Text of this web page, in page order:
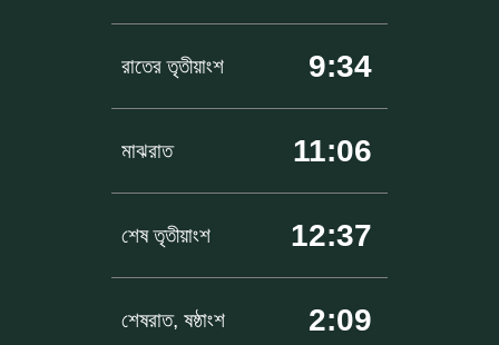
রাতের তৃতীয়াংশ 9:34
মাঝরাত 11:06
শেষ তৃতীয়াংশ 12:37
শেষরাত, ষষ্ঠাংশ 2:09